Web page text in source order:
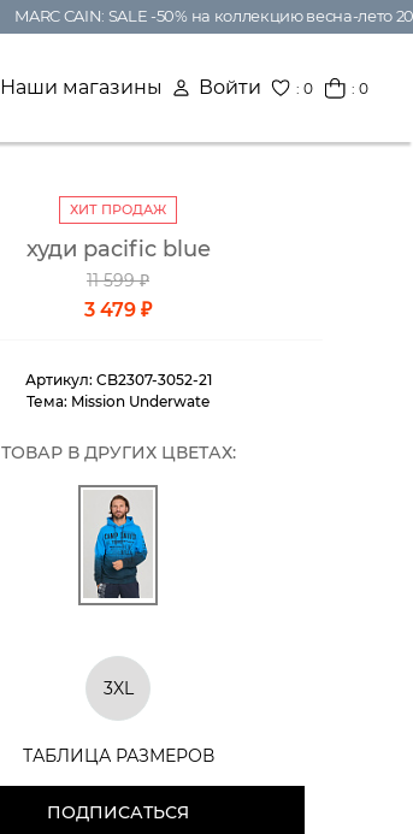
CAIN: SALE -50% на коллекцию весна-лето 2026
Наши магазины Войти :0 : 0
ХИТ ПРОДАЖ
худи pacific blue
11 599 ₽
3 479 ₽
Артикул: CB2307-3052-21
Тема: Mission Underwate
ТОВАР В ДРУГИХ ЦВЕТАХ:
3XL
ТАБЛИЦА РАЗМЕРОВ
ПОДПИСАТЬСЯ